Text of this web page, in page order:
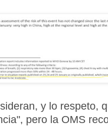
y lo respeto,
pero la OMS